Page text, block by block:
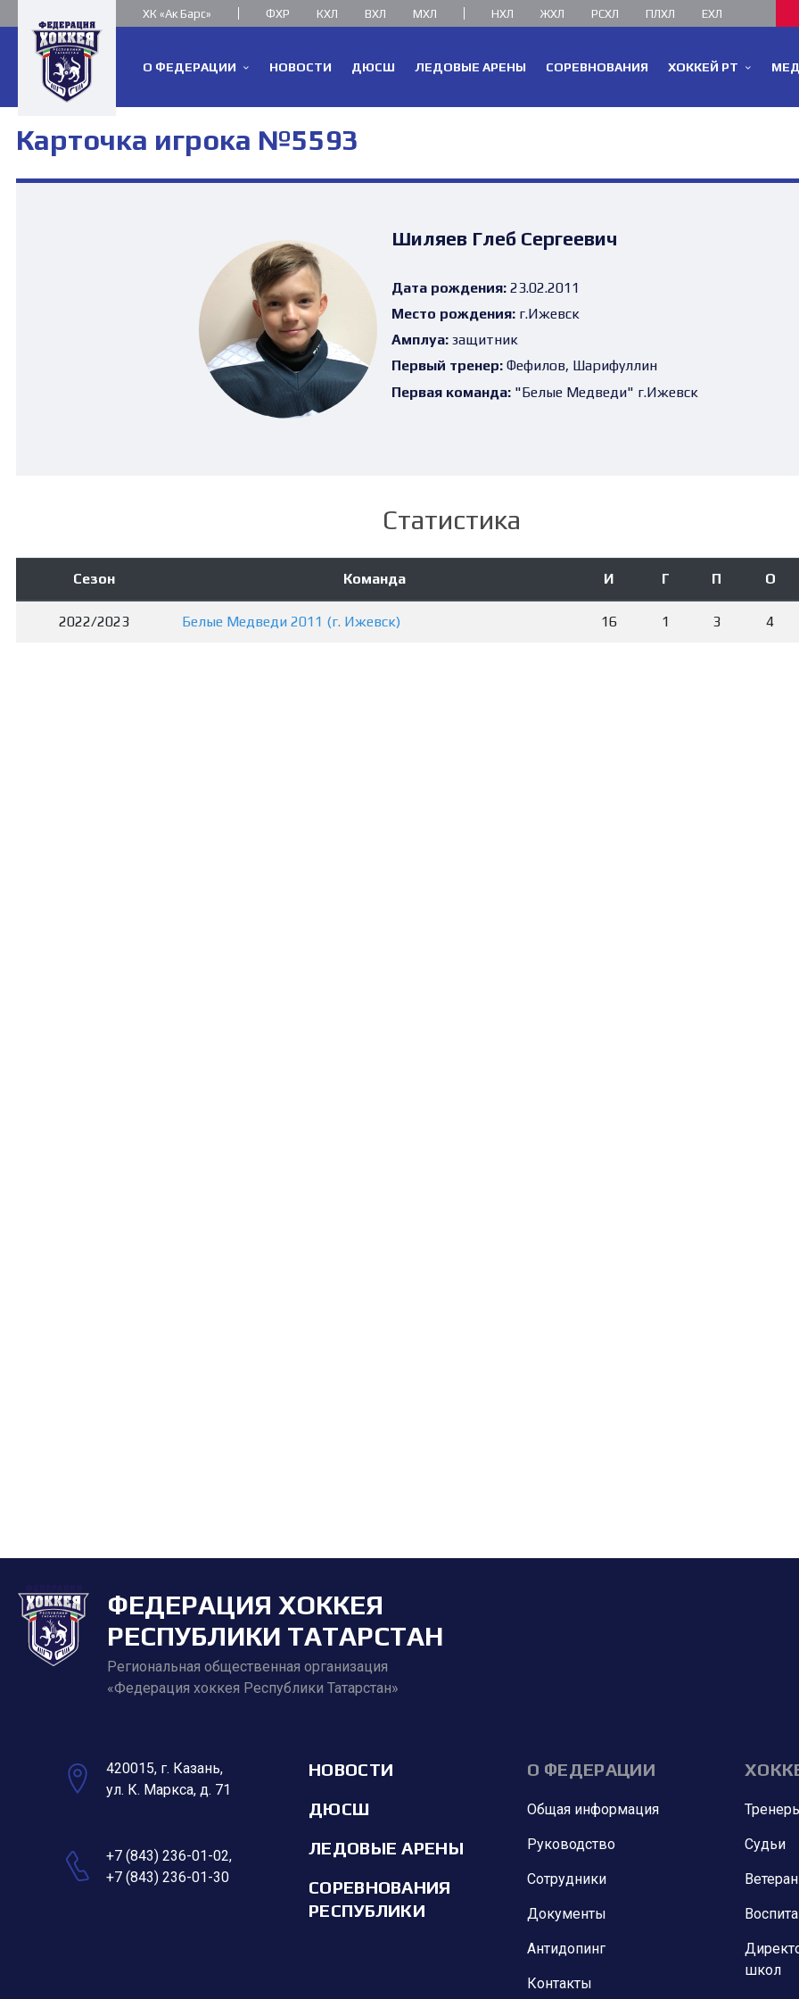
ХК «Ак Барс» ФХР КХЛ ВХЛ МХЛ НХЛ ЖХЛ РСХЛ ПЛХЛ ЕХЛ
О ФЕДЕРАЦИИ НОВОСТИ ДЮСШ ЛЕДОВЫЕ АРЕНЫ СОРЕВНОВАНИЯ ХОККЕЙ РТ
Карточка игрока №5593
Шиляев Глеб Сергеевич
Дата рождения:23.02.2011
Место рождения:г.Ижевск
Амплуа:защитник
Первый тренер:Фефилов, Шарифуллин
Первая команда:"Белые Медведи" г.Ижевск
Статистика
Сезон Команда И Г П О
2022/2023 Белые Медведи 2011 (г. Ижевск) 16 1 3 4
ФЕДЕРАЦИЯ ХОККЕЯ
РЕСПУБЛИКИ ТАТАРСТАН
Региональная общественная организация
«Федерация хоккея Республики Татарстан»
420015, г. Казань,
ул. К. Маркса, д. 71
+7 (843) 236-01-02,
+7 (843) 236-01-30
НОВОСТИ
ДЮСШ
ЛЕДОВЫЕ АРЕНЫ
СОРЕВНОВАНИЯ
РЕСПУБЛИКИ
О ФЕДЕРАЦИИ
Общая информация
Руководство
Сотрудники
Документы
Антидопинг
Контакты
Судьи
школ